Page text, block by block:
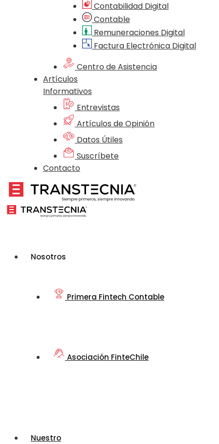
Contabilidad Digital
Contable
Remuneraciones Digital
Factura Electrónica Digital
Centro de Asistencia
Artículos
Informativos
Entrevistas
Artículos de Opinión
Datos Útiles
Suscríbete
Contacto
Nosotros
Primera Fintech Contable
Asociación FinteChile
Nuestro